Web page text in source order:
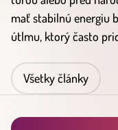
mať stabilnú energiu
útlmu, ktorý často
Všetky články